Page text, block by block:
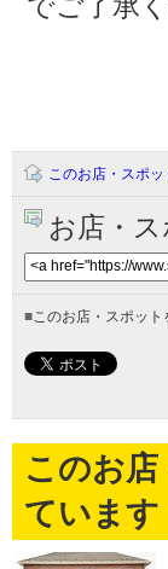
このお店・スポ
お店・
■ このお店・スポット
このお
ています